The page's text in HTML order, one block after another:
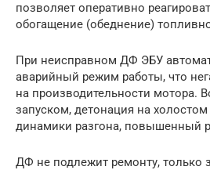
позволяет оперативно
обогащение (обеднение)
При неисправном ДФ ЭБУ
аварийный режим работы, что
на производительности мотора.
запуском, детонация на холостом
динамики разгона, повышенный
ДФ не подлежит ремонту, только